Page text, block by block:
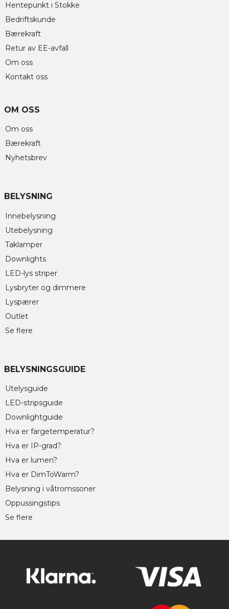
Hentepunkt i Stokke
Bedriftskunde
Bærekraft
Retur av EE-avfall
Om oss
Kontakt oss
OM OSS
Om oss
Bærekraft
Nyhetsbrev
BELYSNING
Innebelysning
Utebelysning
Taklamper
Downlights
LED-lys striper
Lysbryter og dimmere
Lyspærer
Outlet
Se flere
BELYSNINGSGUIDE
Utelysguide
LED-stripsguide
Downlightguide
Hva er fargetemperatur?
Hva er IP-grad?
Hva er lumen?
Hva er DimToWarm?
Belysning i våtromssoner
Oppussingstips
Se flere